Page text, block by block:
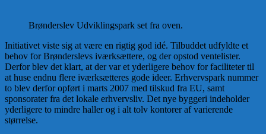
Brønderslev Udviklingspark set fra oven.
Initiativet viste sig at være en rigtig god idé. Tilbuddet udfyldte et
behov for Brønderslevs iværksættere, og der opstod ventelister.
Derfor blev det klart, at der var et yderligere behov for faciliteter til
at huse endnu flere iværksætteres gode ideer. Erhvervspark nummer
to blev derfor opført i marts 2007 med tilskud fra EU, samt
sponsorater fra det lokale erhvervsliv. Det nye byggeri indeholder
yderligere to mindre haller og i alt tolv kontorer af varierende
størrelse.